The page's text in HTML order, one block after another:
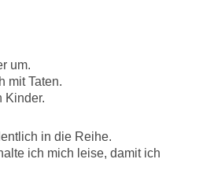
um.
mit Taten.
Kinder.
in die Reihe.
ich mich leise, damit ich